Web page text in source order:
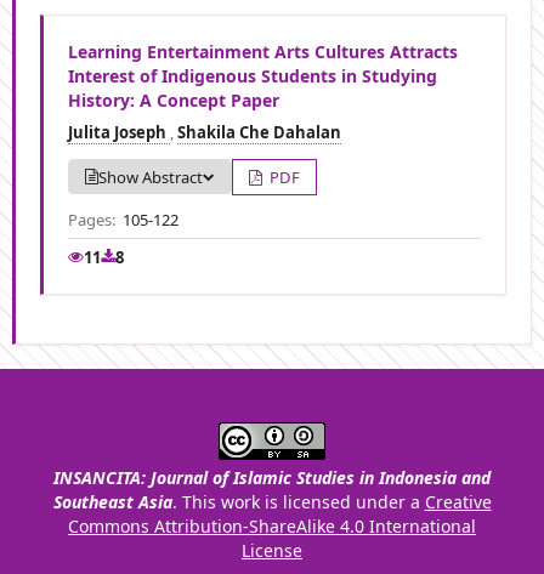
Learning Entertainment Arts Cultures Attracts
Interest of Indigenous Students in Studying
History: A Concept Paper
Julita Joseph ,Shakila Che Dahalan
Show Abstract
PDF
Pages: 105-122
11
8
INSANCITA: Journal of Islamic Studies in Indonesia and
Southeast Asia. This work is licensed under a Creative
Commons Attribution-ShareAlike 4.0 International
License